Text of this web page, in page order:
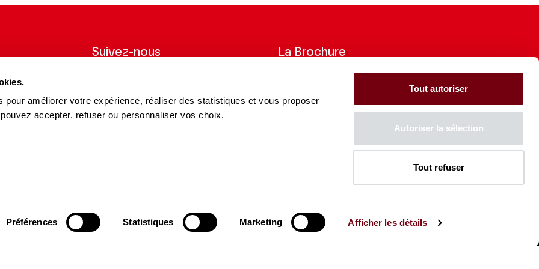
pour améliorer votre expérience, réaliser des statistiques et vous proposer
accepter, refuser ou personnaliser vos choix.
Préférences Statistiques Marketing Afficher les détails
Tout autoriser
Autoriser la sélection
Tout refuser
Faust, dont le jeu
à celui des Siècles, en
complètera ce plateau de
répertoire. Last but not least :
que nous propose le Prix
de musique romantique
du Théâtre.
S'INSCRIRE
Suivez-nous
FacebookInstagram
Tik YoutubeLinkedin
La Brochure
Consultez la Brochure 2026-27
et partenaires
contact@theatrechampselysees.fr
La Caisse des Dépôts soutient